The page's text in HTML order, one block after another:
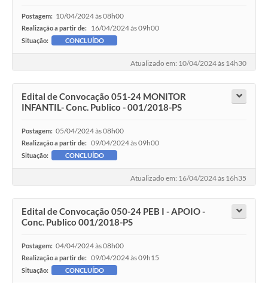
Postagem: 10/04/2024 às 08h00
Realização a partir de: 16/04/2024 às 09h00
Situação: CONCLUÍDO
Atualizado em: 10/04/2024 às 14h30
Edital de Convocação 051-24 MONITOR
INFANTIL- Conc. Publico - 001/2018-PS
Postagem: 05/04/2024 às 08h00
Realização a partir de: 09/04/2024 às 09h00
Situação: CONCLUÍDO
Atualizado em: 16/04/2024 às 16h35
Edital de Convocação 050-24 PEB I - APOIO -
Conc. Publico 001/2018-PS
Postagem: 04/04/2024 às 08h00
Realização a partir de: 09/04/2024 às 09h15
Situação: CONCLUÍDO